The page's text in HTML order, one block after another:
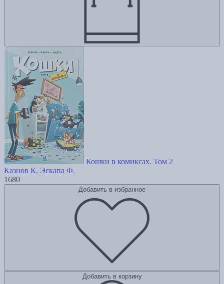
Кошки в комиксах. Том 2
Казнов К. Эскапа Ф.
1680
Добавить в избранное
Добавить в корзину